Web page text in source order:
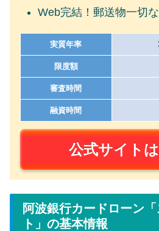
Web完結！郵送物一切な
実質年率
限度額
審査時間
融資時間
公式サイト
阿波銀行カードローン
ト」の基本情報